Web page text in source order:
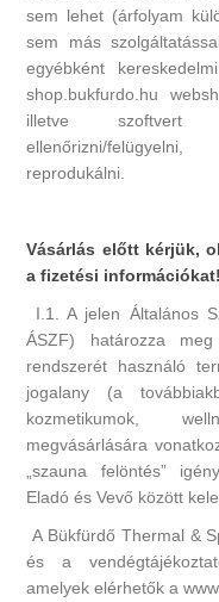
sem lehet (árfolyam
sem más
egyébként
shop.bukfurdo.hu
illetve szoftvert
ellenőrizni/
reprodukálni.
Vásárlás előtt kérjük,
a fizetési információkat!
I.1. A jelen Általános
ÁSZF) határozza
rendszerét használó
jogalany (a
kozmetikumok,
megvásárlására
„szauna felöntés”
Eladó és Vevő között
A Bükfürdő Thermal &
és a
amelyek elérhetők a